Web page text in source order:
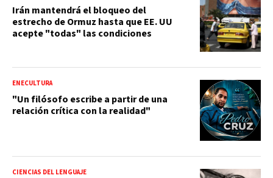
Irán mantendrá el bloqueo del
estrecho de Ormuz hasta que EE. UU
acepte "todas" las condiciones
ENECULTURA
"Un filósofo escribe a partir de una
relación crítica con la realidad"
CIENCIAS DEL LENGUAJE